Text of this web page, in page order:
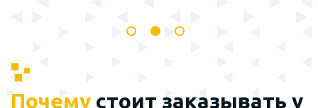
Почему стоит заказывать у